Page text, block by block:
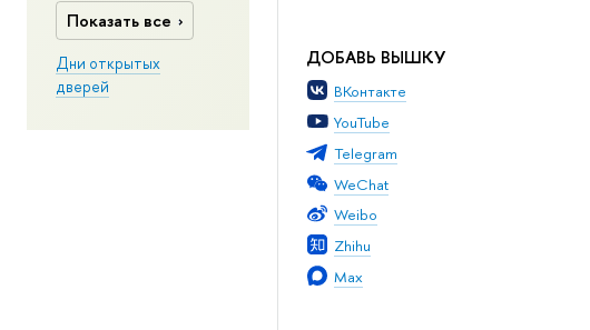
ДОБАВЬ ВЫШКУ
ВКонтакте
YouTube
Telegram
WeChat
Weibo
Zhihu
Max
Показать все
Дни открытых
дверей